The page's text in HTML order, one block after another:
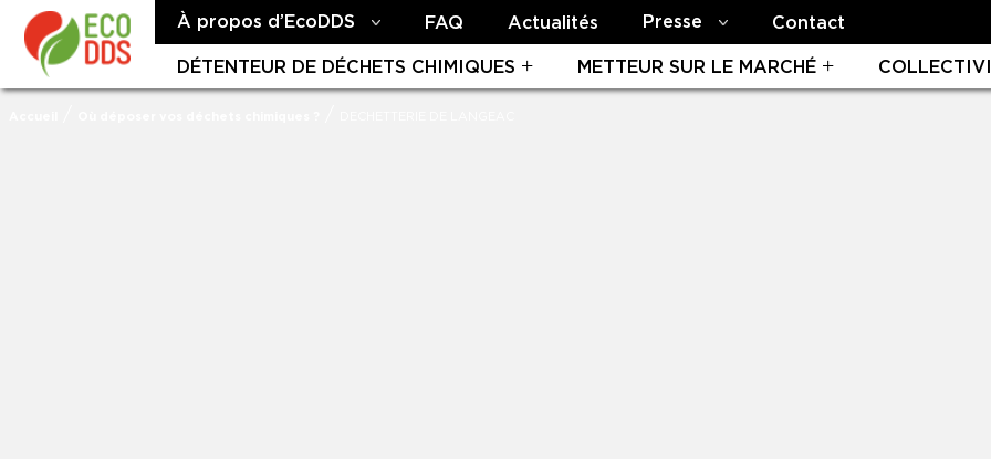
À propos d’EcoDDS FAQ Actualités Presse Contact
DÉTENTEUR DE DÉCHETS CHIMIQUES METTEUR SUR LE MARCHÉ